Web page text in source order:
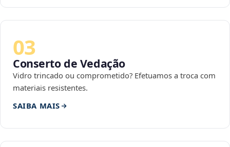
03
Conserto de Vedação
Vidro trincado ou comprometido? Efetuamos a troca com
materiais resistentes.
SAIBA MAIS